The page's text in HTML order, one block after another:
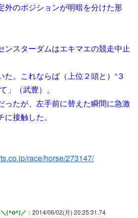
外のポジションが明暗を分けた形
ンスターダムはエキマエの競走中止
た。これならば（上位２頭と）“３
」（武豊）。
ったが、左手前に替えた瞬間に急激
接触した。
race/horse/273147/
(^o^)／ ：2014/06/02(月) 20:25:31.74